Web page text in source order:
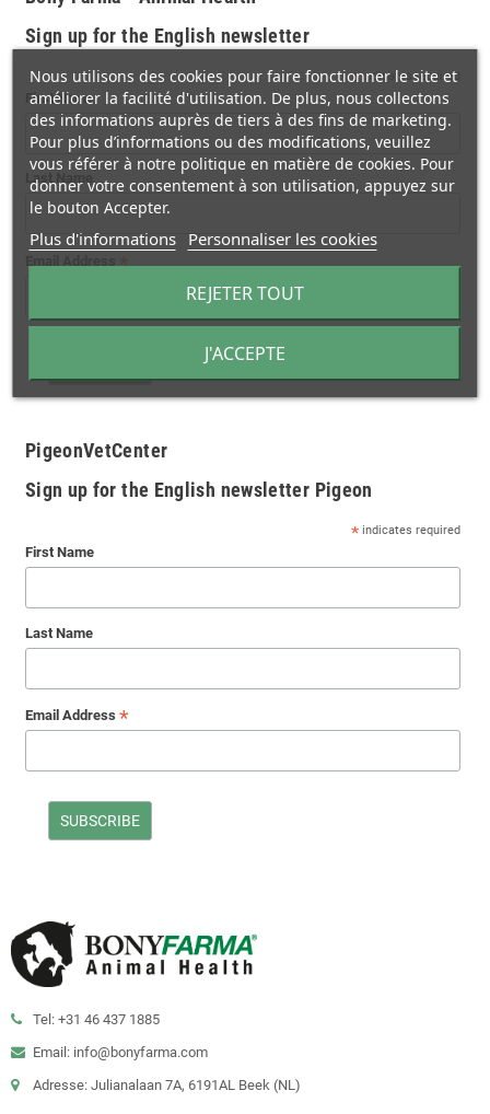
Sign up for the English newsletter
*indicates required
First Name
Last Name
*
PigeonVetCenter
Sign up for the English newsletter Pigeon
* indicates required
First Name
Last Name
Email Address *
Tel: +31 46 437 1885
Email: info@bonyfarma.com
Adresse: Julianalaan 7A, 6191AL Beek (NL)
Nous utilisons des cookies pour faire fonctionner le site et
améliorer la facilité d'utilisation. De plus, nous collectons
des informations auprès de tiers à des fins de marketing.
Pour plus d’informations ou des modifications, veuillez
vous référer à notre politique en matière de cookies. Pour
donner votre consentement à son utilisation, appuyez sur
le bouton Accepter.
Plus d'informations Personnaliser les cookies
REJETER TOUT
J'ACCEPTE